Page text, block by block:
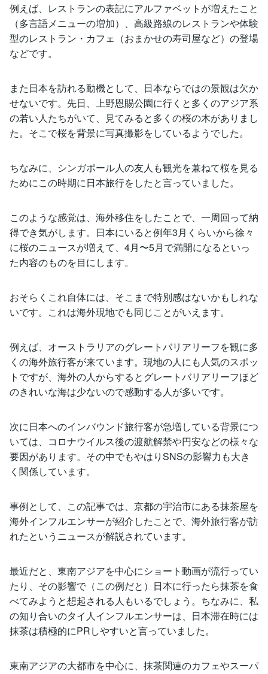
例えば、レストランの表記にアルファベットが増えたこと
（多言語メニューの増加）、高級路線のレストランや体験
型のレストラン・カフェ（おまかせの寿司屋など）の登場
などです。
また日本を訪れる動機として、日本ならではの景観は欠か
せないです。先日、上野恩賜公園に行くと多くのアジア系
の若い人たちがいて、見てみると多くの桜の木がありまし
た。そこで桜を背景に写真撮影をしているようでした。
ちなみに、シンガポール人の友人も観光を兼ねて桜を見る
ためにこの時期に日本旅行をしたと言っていました。
このような感覚は、海外移住をしたことで、一周回って納
得でき気がします。日本にいると例年3月くらいから徐々
に桜のニュースが増えて、4月〜5月で満開になるといっ
た内容のものを目にします。
おそらくこれ自体には、そこまで特別感はないかもしれな
いです。これは海外現地でも同じことがいえます。
例えば、オーストラリアのグレートバリアリーフを観に多
くの海外旅行客が来ています。現地の人にも人気のスポッ
トですが、海外の人からするとグレートバリアリーフほど
のきれいな海は少ないので感動する人が多いです。
次に日本へのインバウンド旅行客が急増している背景につ
いては、コロナウイルス後の渡航解禁や円安などの様々な
要因があります。その中でもやはりSNSの影響力も大き
く関係しています。
事例として、この記事では、京都の宇治市にある抹茶屋を
海外インフルエンサーが紹介したことで、海外旅行客が訪
れたというニュースが解説されています。
最近だと、東南アジアを中心にショート動画が流行ってい
たり、その影響で（この例だと）日本に行ったら抹茶を食
べてみようと想起される人もいるでしょう。ちなみに、私
の知り合いのタイ人インフルエンサーは、日本滞在時には
抹茶は積極的にPRしやすいと言っていました。
東南アジアの大都市を中心に、抹茶関連のカフェやスーパ